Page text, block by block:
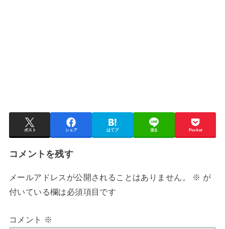
ポスト シェア はてブ 送る Pocket
コメントを残す
メールアドレスが公開されることはありません。 ※ が
付いている欄は必須項目です
コメント ※